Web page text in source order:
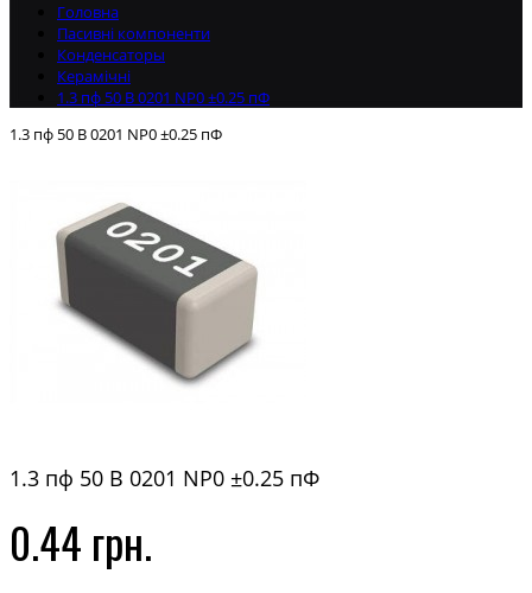
Головна
Пасивні компоненти
Конденсаторы
Керамічні
1.3 пф 50 В 0201 NP0 ±0.25 пФ
1.3 пф 50 В 0201 NP0 ±0.25 пФ
1.3 пф 50 В 0201 NP0 ±0.25 пФ
0.44 грн.